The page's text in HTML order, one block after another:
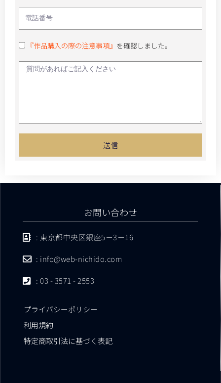
『作品購入の際の注意事項』 を確認しました。
送信
お問い合わせ
: 東京都中央区銀座5－3－16
: info@web-nichido.com
: 03 - 3571 - 2553
プライバシーポリシー
利用規約
特定商取引法に基づく表記